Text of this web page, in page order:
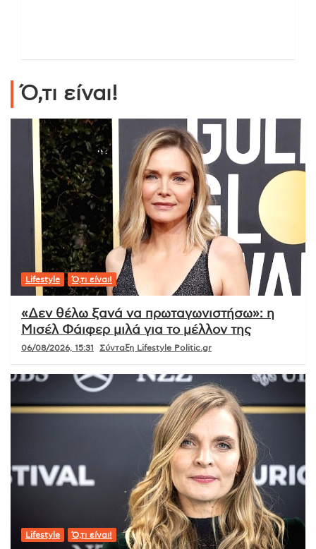
Ό,τι είναι!
Lifestyle Ό,τι είναι!
«Δεν θέλω ξανά να πρωταγωνιστήσω»: η
Μισέλ Φάιφερ μιλά για το μέλλον της
06/08/2026, 15:31 Σύνταξη Lifestyle Politic.gr
Lifestyle Ό,τι είναι!